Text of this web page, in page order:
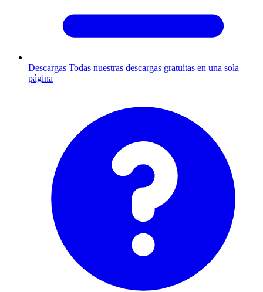
Descargas Todas nuestras descargas gratuitas en una sola
página